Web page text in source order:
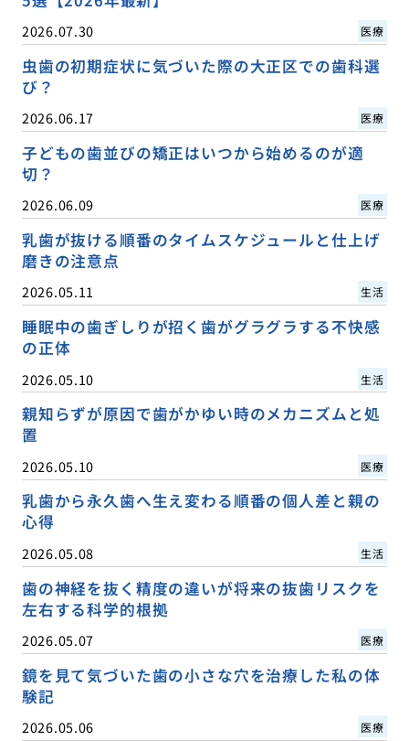
2026.07.30 医療
虫歯の初期症状に気づいた際の大正区での歯科選
び？
2026.06.17 医療
子どもの歯並びの矯正はいつから始めるのが適
切？
2026.06.09 医療
乳歯が抜ける順番のタイムスケジュールと仕上げ
磨きの注意点
2026.05.11 生活
睡眠中の歯ぎしりが招く歯がグラグラする不快感
の正体
2026.05.10 生活
親知らずが原因で歯がかゆい時のメカニズムと処
置
2026.05.10 医療
乳歯から永久歯へ生え変わる順番の個人差と親の
心得
2026.05.08 生活
歯の神経を抜く精度の違いが将来の抜歯リスクを
左右する科学的根拠
2026.05.07 医療
鏡を見て気づいた歯の小さな穴を治療した私の体
験記
2026.05.06 医療